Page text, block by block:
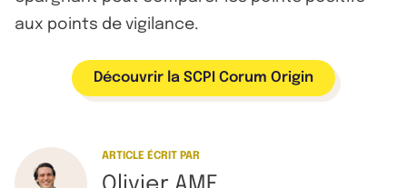
aux points de vigilance.
Découvrir la SCPI Corum Origin
ARTICLE ÉCRIT PAR